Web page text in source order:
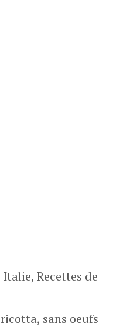
Italie, Recettes de
ricotta, sans oeufs